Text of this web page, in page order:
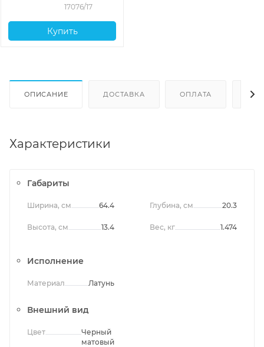
17076/17
Купить
ОПИСАНИЕ ДОСТАВКА ОПЛАТА
Характеристики
Габариты
Ширина, см 64.4
Высота, см 13.4
Глубина, см 20.3
Вес, кг 1.474
Исполнение
Материал Латунь
Внешний вид
Цвет
Черный
матовый